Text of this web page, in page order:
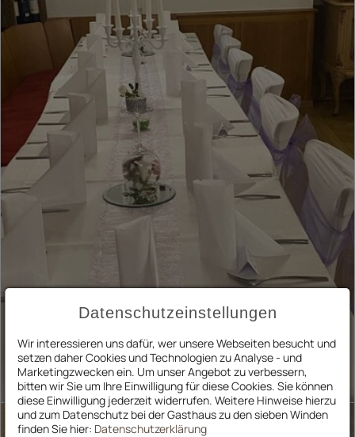
Datenschutzeinstellungen
Wir interessieren uns dafür, wer unsere Webseiten besucht und
setzen daher Cookies und Technologien zu Analyse - und
Marketingzwecken ein. Um unser Angebot zu verbessern,
bitten wir Sie um Ihre Einwilligung für diese Cookies. Sie können
diese Einwilligung jederzeit widerrufen. Weitere Hinweise hierzu
und zum Datenschutz bei der Gasthaus zu den sieben Winden
finden Sie hier: Datenschutzerklärung